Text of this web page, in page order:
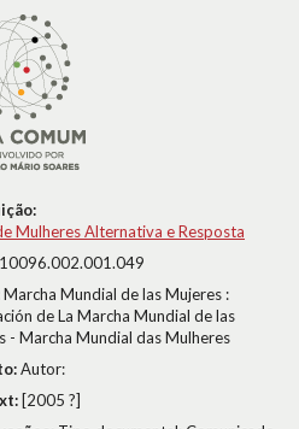
Mulheres Alternativa e Resposta
10096.002.001.049
Marcha Mundial de las Mujeres :
de La Marcha Mundial de las
- Marcha Mundial das Mulheres
Autor:
[2005 ?]